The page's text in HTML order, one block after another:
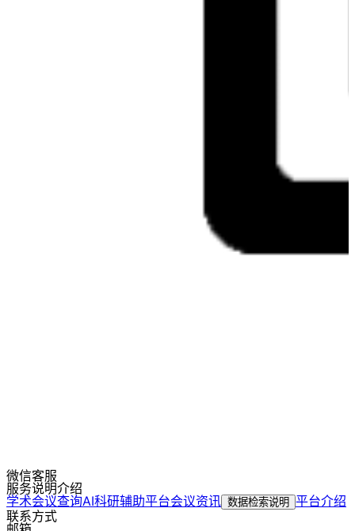
微信客服
服务说明介绍
学术会议查询AI科研辅助平台会议资讯 数据检索说明 平台介绍
联系方式